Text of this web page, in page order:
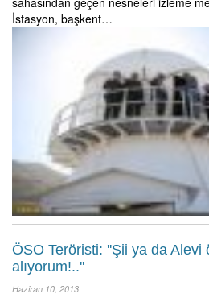
İstasyon, başkent…
ÖSO Teröristi: ''Şii ya da Alevi
alıyorum!..''
Haziran 10, 2013